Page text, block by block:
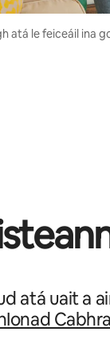
atá le feiceáil ina
atá uait a